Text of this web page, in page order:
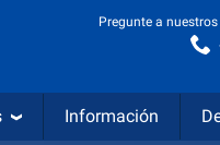
Pregunte a
Información